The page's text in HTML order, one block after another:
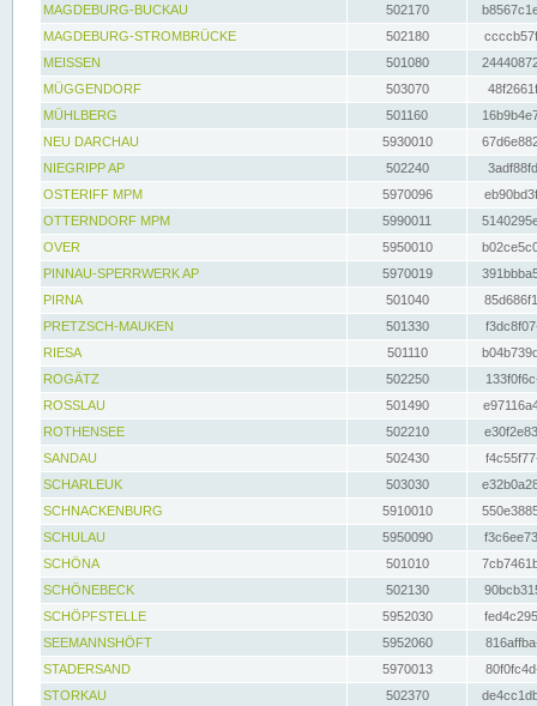
MAGDEBURG-BUCKAU
502170
MAGDEBURG-STROMBRÜCKE
502180
MEISSEN
501080
MÜGGENDORF
503070
MÜHLBERG
501160
NEU DARCHAU
5930010
NIEGRIPP AP
502240
OSTERIFF MPM
5970096
OTTERNDORF MPM
5990011
OVER
5950010
PINNAU-SPERRWERK AP
5970019
PIRNA
501040
PRETZSCH-MAUKEN
501330
RIESA
501110
ROGÄTZ
502250
ROSSLAU
501490
ROTHENSEE
502210
SANDAU
502430
SCHARLEUK
503030
SCHNACKENBURG
5910010
SCHULAU
5950090
SCHÖNA
501010
SCHÖNEBECK
502130
SCHÖPFSTELLE
5952030
SEEMANNSHÖFT
5952060
STADERSAND
5970013
STORKAU
502370